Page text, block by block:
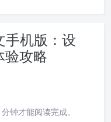
手机版：设
验攻略
钟才能阅读完成。